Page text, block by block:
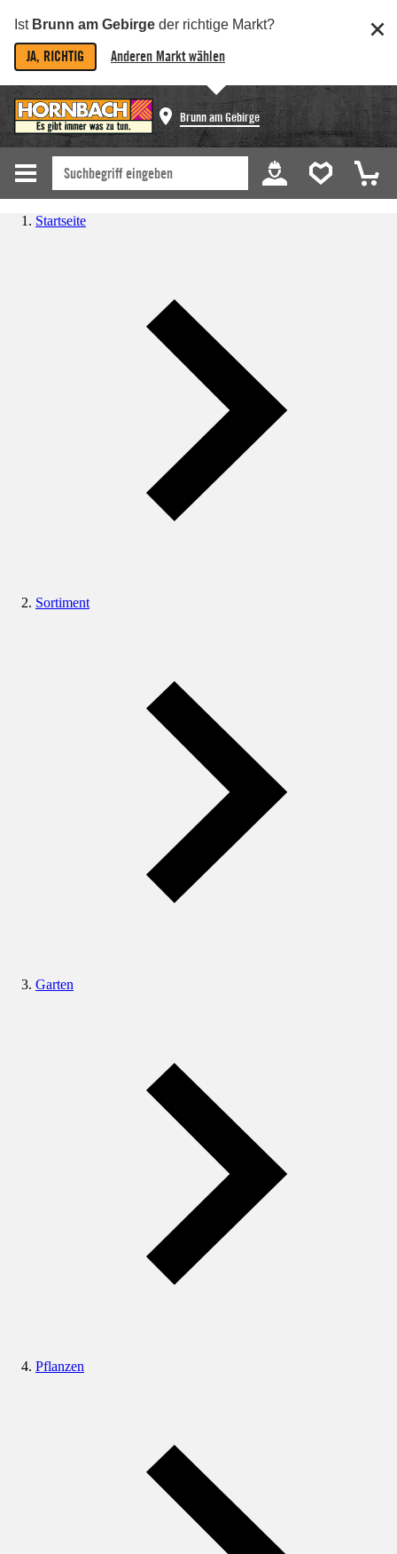
Ist Brunn am Gebirge der richtige Markt?
JA, RICHTIG Anderen Markt wählen
Brunn am Gebirge
Startseite
Sortiment
Garten
Pflanzen